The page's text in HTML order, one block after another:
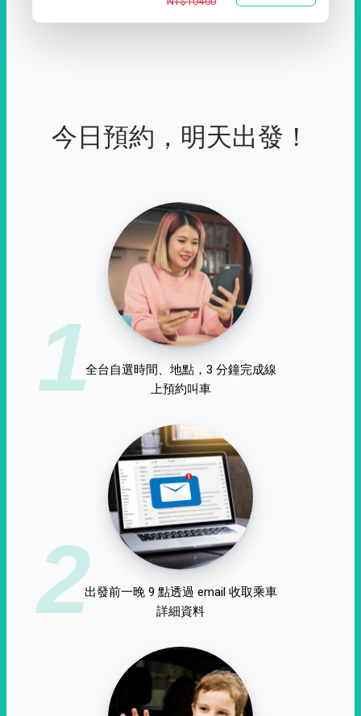
今日預約，明天出發！
1全台自選時間、地點，3 分鐘完成線
上預約叫車
2出發前一晚 9 點透過 email 收取乘車
詳細資料